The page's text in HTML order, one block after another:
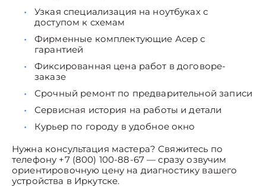
Узкая специализация на ноутбуках с
доступом к схемам
Фирменные комплектующие Асер с
гарантией
Фиксированная цена работ в договоре-
заказе
Срочный ремонт по предварительной записи
Сервисная история на работы и детали
Курьер по городу в удобное окно
Нужна консультация мастера? Свяжитесь по
телефону +7 (800) 100-88-67 — сразу озвучим
ориентировочную цену на диагностику вашего
устройства в Иркутске.